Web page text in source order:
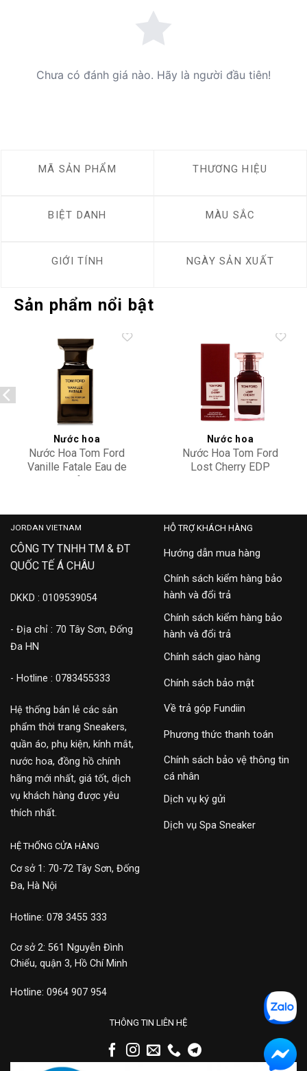
Chưa có đánh giá nào. Hãy là người đầu tiên!
MÃ SẢN PHẨM THƯƠNG HIỆU
BIỆT DANH MÀU SẮC
GIỚI TÍNH NGÀY SẢN XUẤT
Sản phẩm nổi bật
Nước hoa
Nước Hoa Tom Ford
Vanille Fatale Eau de
Parfum
Add to
Nước hoa
Nước Hoa Tom Ford
Lost Cherry EDP
JORDAN VIETNAM
CÔNG TY TNHH TM & ĐT
QUỐC TẾ Á CHÂU
DKKD : 0109539054
- Địa chỉ : 70 Tây Sơn, Đống
Đa HN
- Hotline : 0783455333
Hệ thống bán lẻ các sản
phẩm thời trang Sneakers,
quần áo, phụ kiện, kính mắt,
nước hoa, đồng hồ chính
hãng mới nhất, giá tốt, dịch
vụ khách hàng được yêu
thích nhất.
HỖ TRỢ KHÁCH HÀNG
Hướng dẫn mua hàng
Chính sách kiểm hàng bảo
hành và đổi trả
Chính sách kiểm hàng bảo
hành và đổi trả
Chính sách giao hàng
Chính sách bảo mật
Về trả góp Fundiin
Phương thức thanh toán
Chính sách bảo vệ thông tin
cá nhân
Dịch vụ ký gửi
Dịch vụ Spa Sneaker
HỆ THỐNG CỬA HÀNG
Cơ sở 1: 70-72 Tây Sơn, Đống
Đa, Hà Nội
Hotline: 078 3455 333
Cơ sở 2: 561 Nguyễn Đình
Chiểu, quận 3, Hồ Chí Minh
Hotline: 0964 907 954
THÔNG TIN LIÊN HỆ